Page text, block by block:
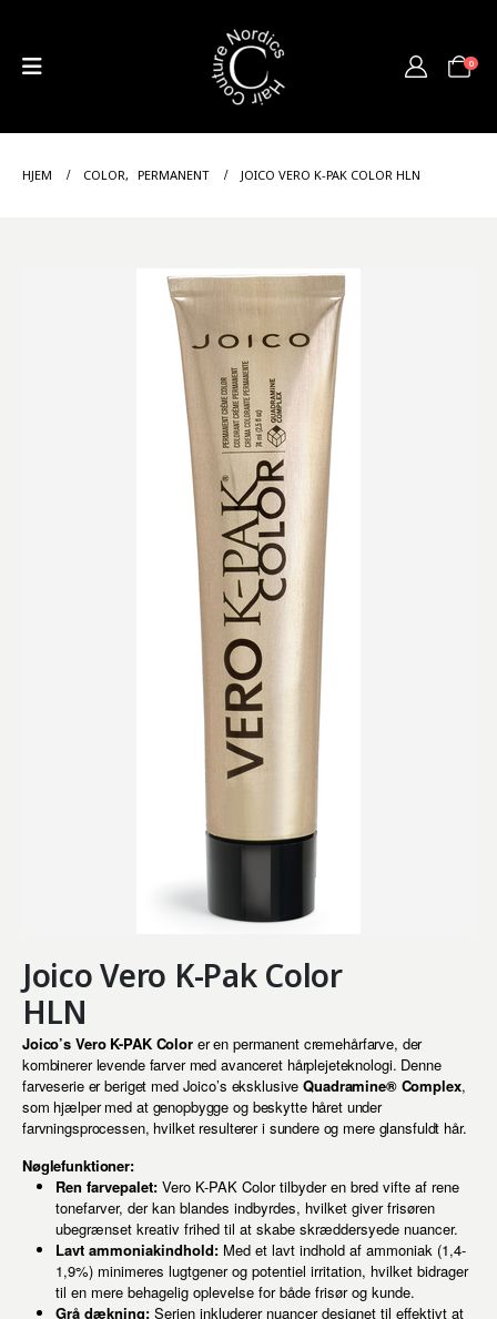
0
HJEM COLOR, PERMANENT JOICO VERO K-PAK COLOR HLN
Joico Vero K-Pak Color
HLN
Joico’s Vero K-PAK Colorer en permanent cremehårfarve, der
kombinerer levende farver med avanceret hårplejeteknologi. Denne
farveserie er beriget med Joico’s eksklusiveQuadramine® Complex,
som hjælper med at genopbygge og beskytte håret under
farvningsprocessen, hvilket resulterer i sundere og mere glansfuldt hår.
Nøglefunktioner:
Ren farvepalet:Vero K-PAK Color tilbyder en bred vifte af rene
tonefarver, der kan blandes indbyrdes, hvilket giver frisøren
ubegrænset kreativ frihed til at skabe skræddersyede nuancer.
Lavt ammoniakindhold:Med et lavt indhold af ammoniak (1,4-
1,9%) minimeres lugtgener og potentiel irritation, hvilket bidrager
til en mere behagelig oplevelse for både frisør og kunde.
Grå dækning:Serien inkluderer nuancer designet til effektivt at